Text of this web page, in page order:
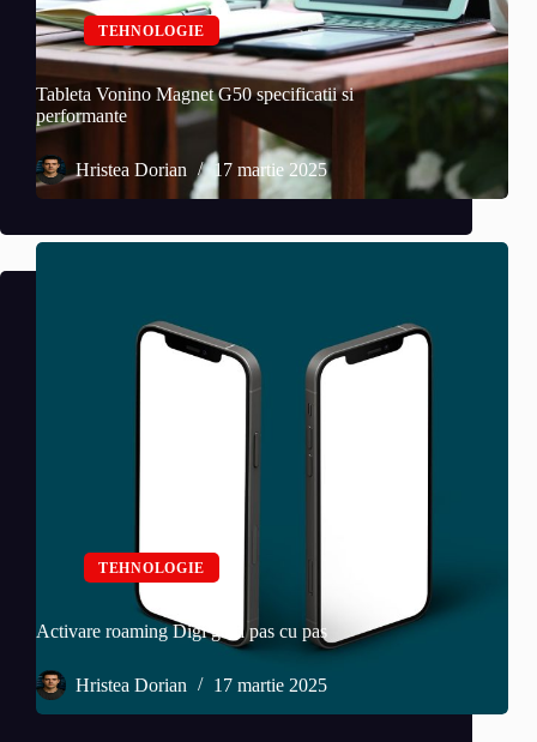
TEHNOLOGIE
Tableta Vonino Magnet G50 specificatii si
performante
Hristea Dorian 17 martie 2025
TEHNOLOGIE
Activare roaming Digi ghid pas cu pas
Hristea Dorian 17 martie 2025